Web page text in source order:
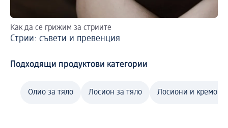
Как да се грижим за стриите
Стрии: съвети и превенция
Подходящи продуктови категории
Олио за тяло Лосион за тяло Лосиони и кремове